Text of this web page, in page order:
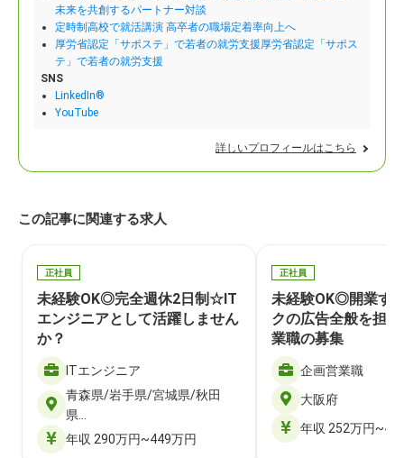
未来を共創するパートナー対談
定時制高校で就活講演 高卒者の職場定着率向上へ
厚労省認定「サポステ」で若者の就労支援厚労省認定「サポス
テ」で若者の就労支援
SNS
LinkedIn®
YouTube
詳しいプロフィールはこちら
この記事に関連する求人
正社員
未経験OK◎完全週休2日制☆IT
エンジニアとして活躍しません
か？
ITエンジニア
青森県/岩手県/宮城県/秋田
県…
年収 290万円~449万円
正社員
未経験OK◎開業す
クの広告全般を担
業職の募集
企画営業職
大阪府
年収 252万円